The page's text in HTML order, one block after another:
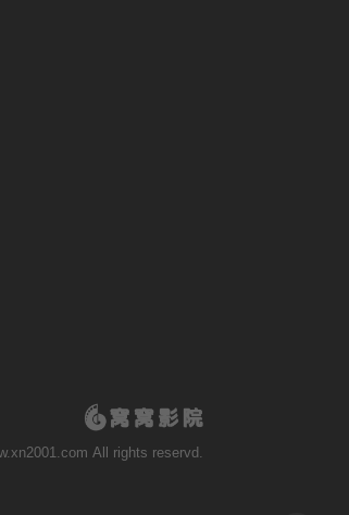
All rights reservd.